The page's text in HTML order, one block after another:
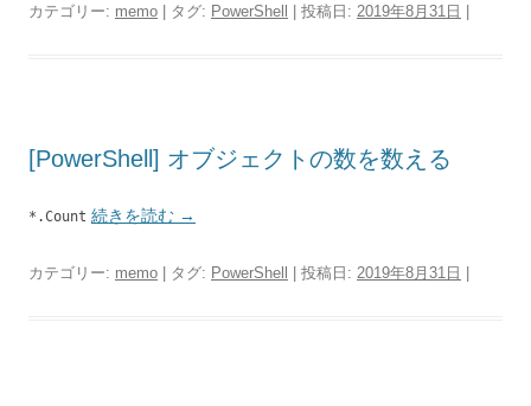
カテゴリー: memo | タグ: PowerShell | 投稿日: 2019年8月31日
[PowerShell] オブジェクトの数を数える
*.Count 続きを読む →
カテゴリー: memo | タグ: PowerShell | 投稿日: 2019年8月31日